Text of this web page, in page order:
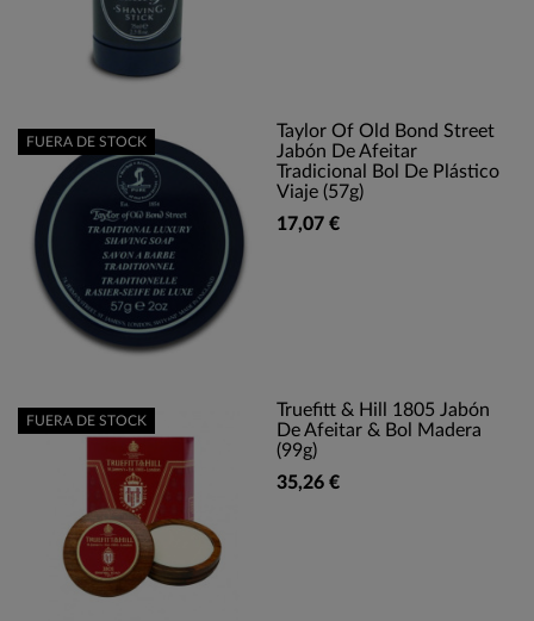
Taylor Of Old Bond Street
Jabón De Afeitar
Tradicional Bol De Plástico
Viaje (57g)
17,07 €
FUERA DE STOCK
Truefitt & Hill 1805 Jabón
De Afeitar & Bol Madera
(99g)
35,26 €
FUERA DE STOCK